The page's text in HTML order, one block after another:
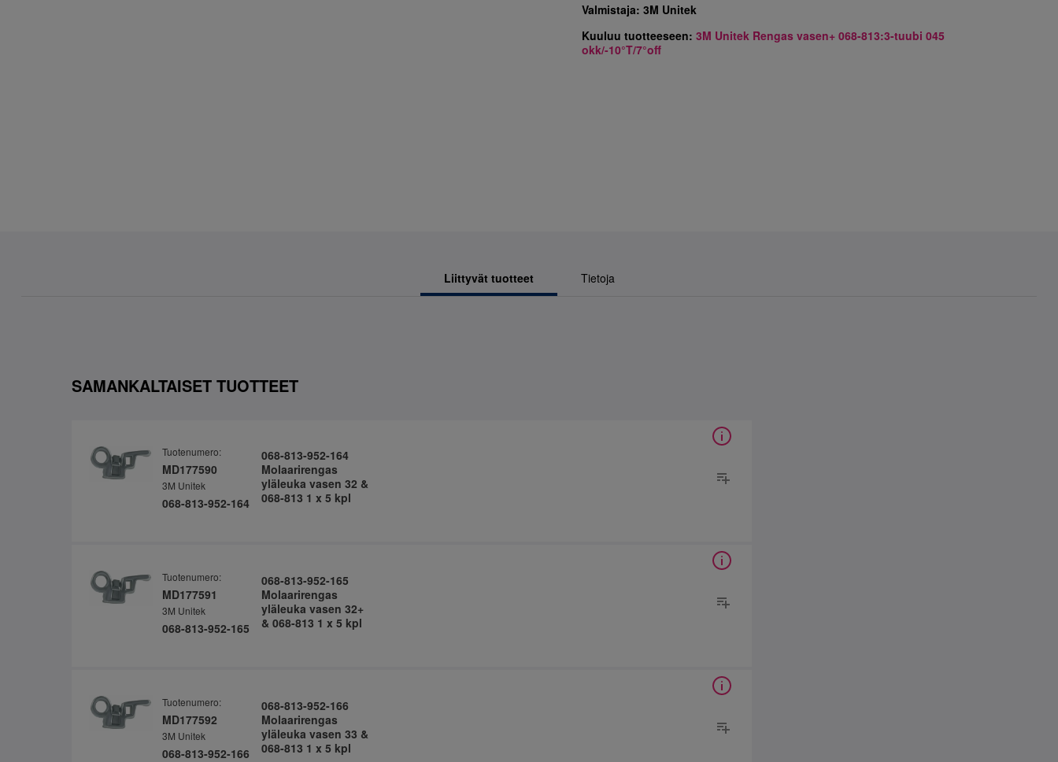
Valmistaja:3M Unitek
Kuuluu tuotteeseen:3M Unitek Rengas vasen+ 068-813:3-tuubi 045
okk/-10°T/7°off
Liittyvät tuotteet Tietoja
SAMANKALTAISET TUOTTEET
Tuotenumero:
MD177590
3M Unitek
068-813-952-164
068-813-952-164
Molaarirengas
yläleuka vasen 32 &
068-813 1 x 5 kpl
Tuotenumero:
MD177591
3M Unitek
068-813-952-165
068-813-952-165
Molaarirengas
yläleuka vasen 32+
& 068-813 1 x 5 kpl
Tuotenumero:
MD177592
3M Unitek
068-813-952-166
068-813-952-166
Molaarirengas
yläleuka vasen 33 &
068-813 1 x 5 kpl